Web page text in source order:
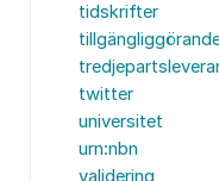
tidskrifter
twitter
universitet
urn:nbn
validering